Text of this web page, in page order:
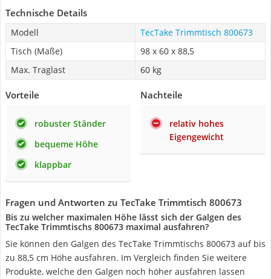
Technische Details
Modell
TecTake Trimmtisch 800673
Tisch (Maße)
98 x 60 x 88,5
Max. Traglast
60 kg
Vorteile
robuster Ständer
bequeme Höhe
klappbar
Nachteile
relativ hohes
Eigengewicht
Fragen und Antworten zu TecTake Trimmtisch 800673
Bis zu welcher maximalen Höhe lässt sich der Galgen des
TecTake Trimmtischs 800673 maximal ausfahren?
Sie können den Galgen des TecTake Trimmtischs 800673 auf bis
zu 88,5 cm Höhe ausfahren. Im Vergleich finden Sie weitere
Produkte, welche den Galgen noch höher ausfahren lassen